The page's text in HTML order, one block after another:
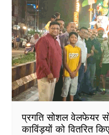
प्रगति सोशल वेलफेयर
काविंड़यों को वितरित